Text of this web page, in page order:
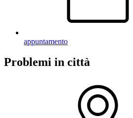
appuntamento
Problemi in città